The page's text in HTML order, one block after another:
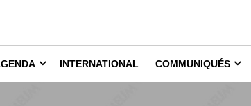
INTERNATIONAL COMMUNIQUÉS